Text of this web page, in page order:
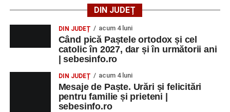
DIN JUDEȚ
DIN JUDEȚ acum 4 luni
Când pică Paștele ortodox și cel
catolic în 2027, dar și în următorii ani
| sebesinfo.ro
DIN JUDEȚ acum 4 luni
Mesaje de Paște. Urări și felicitări
pentru familie și prieteni |
sebesinfo.ro